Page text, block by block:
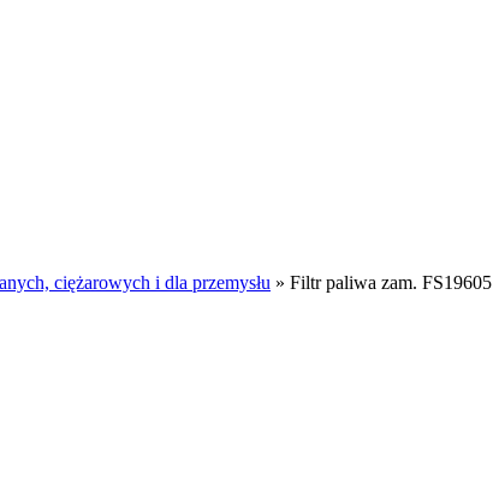
ciężarowych i dla przemysłu » Filtr paliwa zam. FS19605